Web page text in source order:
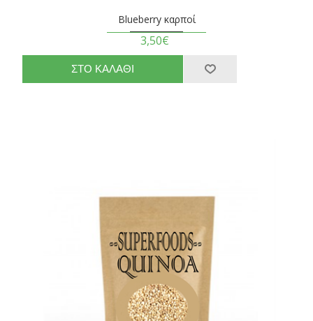
Blueberry καρποί
3,50€